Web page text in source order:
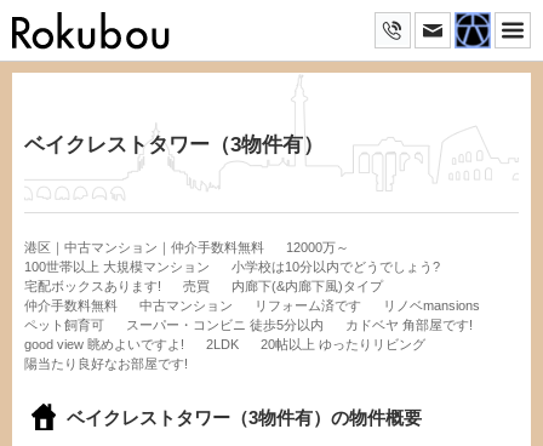
ベイクレストタワー（3物件有）
港区｜中古マンション｜仲介手数料無料
12000万～
100世帯以上 大規模マンション
小学校は10分以内でどうでしょう?
宅配ボックスあります!
売買
内廊下(&内廊下風)タイプ
仲介手数料無料
中古マンション リフォーム済です
リノベmansions
ペット飼育可
スーパー・コンビニ 徒歩5分以内
カドベヤ 角部屋です!
good view 眺めよいですよ!
2LDK
20帖以上 ゆったりリビング
陽当たり良好なお部屋です!
ベイクレストタワー（3物件有）の物件概要